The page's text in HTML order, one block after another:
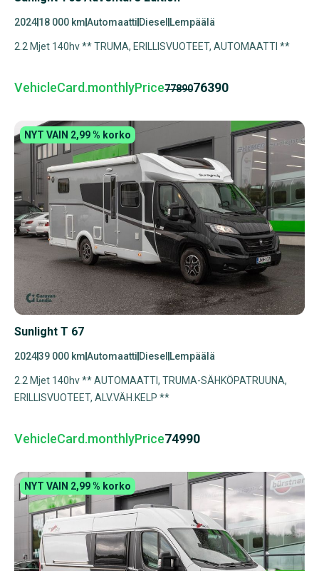
202418 000 kmAutomaatti Diesel Lempäälä
2.2 Mjet 140hv ** TRUMA, ERILLISVUOTEET, AUTOMAATTI **
VehicleCard.monthlyPrice7789076390
NYT VAIN 2,99 % korko
Sunlight T 67
202439 000 kmAutomaatti Diesel Lempäälä
2.2 Mjet 140hv ** AUTOMAATTI, TRUMA-SÄHKÖPATRUUNA,
ERILLISVUOTEET, ALV.VÄH.KELP **
VehicleCard.monthlyPrice74990
NYT VAIN 2,99 % korko